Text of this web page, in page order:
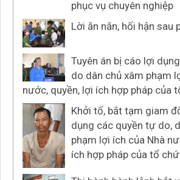
phục vụ chuyên nghiệp
Lời ăn năn, hối hận sau
Tuyên án bị cáo lợi
do dân chủ xâm phạm
nước, quyền, lợi ích hợp pháp của
Khởi tố, bắt tạm giam
dụng các quyền tự do,
phạm lợi ích của Nhà
ích hợp pháp của tổ